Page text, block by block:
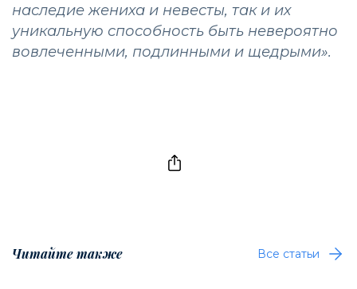
наследие жениха и невесты, так и их
уникальную способность быть невероятно
вовлеченными, подлинными и щедрыми».
Читайте также Все статьи